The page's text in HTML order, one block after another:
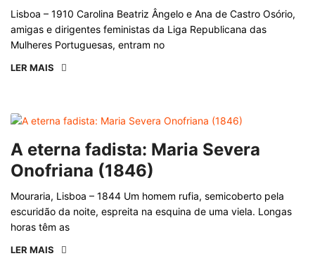
Lisboa – 1910 Carolina Beatriz Ângelo e Ana de Castro Osório,
amigas e dirigentes feministas da Liga Republicana das
Mulheres Portuguesas, entram no
LER MAIS
A eterna fadista: Maria Severa
Onofriana (1846)
Mouraria, Lisboa – 1844 Um homem rufia, semicoberto pela
escuridão da noite, espreita na esquina de uma viela. Longas
horas têm as
LER MAIS